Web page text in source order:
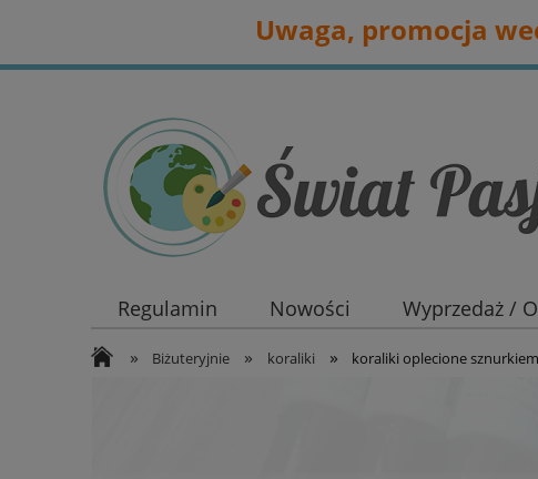
Uwaga, promocja
Regulamin Nowości Wyprzedaż /
» Biżuteryjnie » koraliki » koraliki oplecione sznurkiem